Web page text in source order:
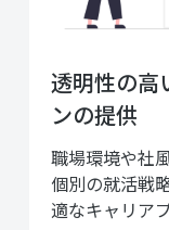
透明性の高
ンの提供
職場環境や社
個別の就活戦
適なキャリア